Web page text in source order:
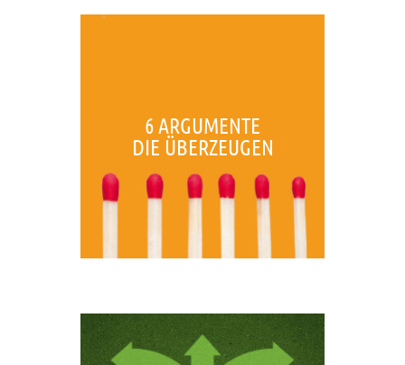
6 ARGUMENTE
DIE ÜBERZEUGEN